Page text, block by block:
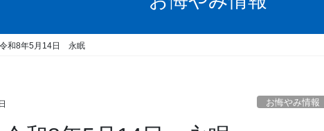
和8年5月14日 永眠
お悔やみ情報